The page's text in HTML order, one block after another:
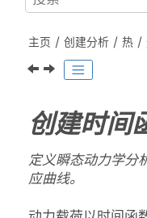
主页 创建分析 热
创建时间
定义瞬态动力学分
应曲线。